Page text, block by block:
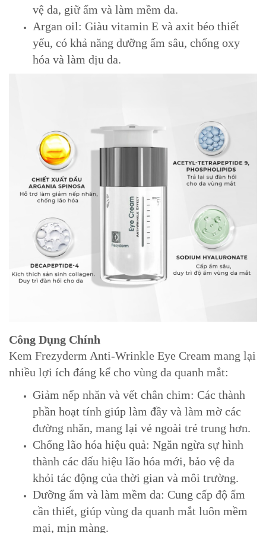
vệ da, giữ ẩm và làm mềm da.
Argan oil: Giàu vitamin E và axit béo thiết
yếu, có khả năng dưỡng ẩm sâu, chống oxy
hóa và làm dịu da.
Công Dụng Chính
Kem Frezyderm Anti-Wrinkle Eye Cream mang lại
nhiều lợi ích đáng kể cho vùng da quanh mắt:
Giảm nếp nhăn và vết chân chim: Các thành
phần hoạt tính giúp làm đầy và làm mờ các
đường nhăn, mang lại vẻ ngoài trẻ trung hơn.
Chống lão hóa hiệu quả: Ngăn ngừa sự hình
thành các dấu hiệu lão hóa mới, bảo vệ da
khỏi tác động của thời gian và môi trường.
Dưỡng ẩm và làm mềm da: Cung cấp độ ẩm
cần thiết, giúp vùng da quanh mắt luôn mềm
mại, mịn màng.